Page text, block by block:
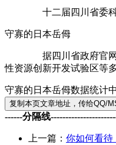
十二届四川省委科技委
守寡的日本岳㑄
据四川省政府官网介绍
性资源创新开发试验区等
守寡的日本岳㑄数据统计
------分隔线
上一篇： 你如何看待